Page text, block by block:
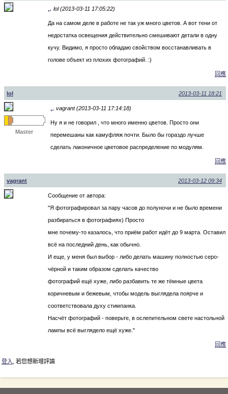
↵ lol (2013-03-11 17:05:22)
Да на самом деле в работе не так уж много цветов. А вот тени от
недостатка освещения действительно смешивают детали в одну
кучу. Видимо, я просто обладаю свойством восстанавливать в
голове объект из плохих фотографий. :)
回應
lol 2013-03-11 18:21
Master
↵ vagrant (2013-03-11 17:14:18)
Ну я и не говорил , что много именно цветов. Просто они
перемешаны как камуфляж почти. Было бы гораздо лучше
сделать лаконичное цветовое распределение по модулям.
回應
vagrant 2013-03-12 09:34
Сообщение от автора:
"Я фотографировал за пару часов до полуночи и не было времени
разбираться в фотографиях) Просто
мне почему-то казалось, что приём работ идёт до 9 марта. Оставил
всё на последний день, как обычно.
И еще, у меня был выбор - либо делать машину полностью серо-
чёрной и таким образом сделать качество
фотографий ещё хуже, либо разбавить те же тёмные цвета
коричневым и бежевым, чтобы модель выглядела поярче и
соответствовала духу стимпанка.
Насчёт фотографий - поверьте, в ослепительном свете настольной
лампы всё выглядело ещё хуже."
回應
登入 , 若您想新增評論